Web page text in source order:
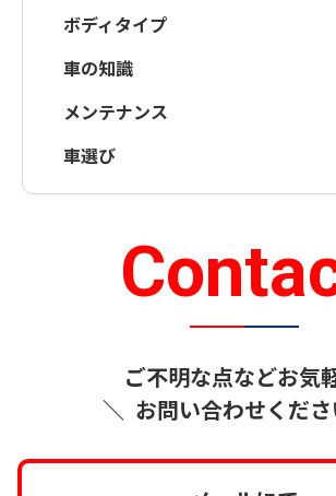
ボディタイプ
車の知識
メンテナンス
車選び
＼
ご不明な点などお気
お問い合わせくだ